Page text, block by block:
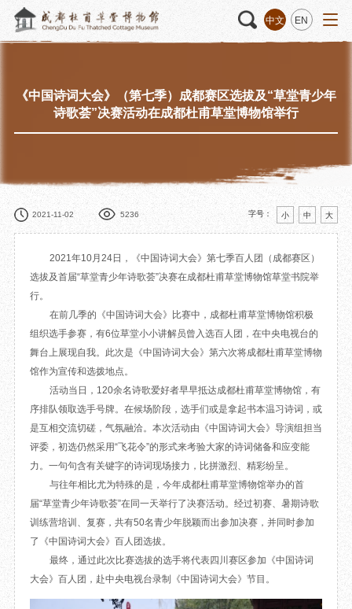
中文 EN
请
活动 “人日游草堂”系列文化活动 藏品 藏品概述
数字资源
捐赠名录
文创 杜甫草堂文创馆
文创精品
数字文创
IP授权
草堂艺术中心
文创咨询
景点 正门
大廨
柴门
工部祠
少陵草堂碑亭
茅屋景区
红墙花径
草堂影壁
《中国诗词大会》（第七季）成都赛区选拔及“草堂青少年
诗歌荟”决赛活动在成都杜甫草堂博物馆举行
2021-11-02 5236 字号： 小 中 大
2021年10月24日，《中国诗词大会》第七季百人团（成都赛区）
选拔及首届“草堂青少年诗歌荟”决赛在成都杜甫草堂博物馆草堂书院举
行。
在前几季的《中国诗词大会》比赛中，成都杜甫草堂博物馆积极
组织选手参赛，有6位草堂小小讲解员曾入选百人团，在中央电视台的
舞台上展现自我。此次是《中国诗词大会》第六次将成都杜甫草堂博物
馆作为宣传和选拨地点。
活动当日，120余名诗歌爱好者早早抵达成都杜甫草堂博物馆，有
序排队领取选手号牌。在候场阶段，选手们或是拿起书本温习诗词，或
是互相交流切磋，气氛融洽。本次活动由《中国诗词大会》导演组担当
评委，初选仍然采用“飞花令”的形式来考验大家的诗词储备和应变能
力。一句句含有关键字的诗词现场接力，比拼激烈、精彩纷呈。
与往年相比尤为特殊的是，今年成都杜甫草堂博物馆举办的首
届“草堂青少年诗歌荟”在同一天举行了决赛活动。经过初赛、暑期诗歌
训练营培训、复赛，共有50名青少年脱颖而出参加决赛，并同时参加
了《中国诗词大会》百人团选拔。
最终，通过此次比赛选拔的选手将代表四川赛区参加《中国诗词
大会》百人团，赴中央电视台录制《中国诗词大会》节目。